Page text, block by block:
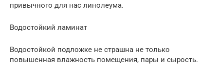
привычного для нас линолеума.
Водостойкий ламинат
Водостойкой подложке не страшна не только
повышенная влажность помещения, пары и сырость.